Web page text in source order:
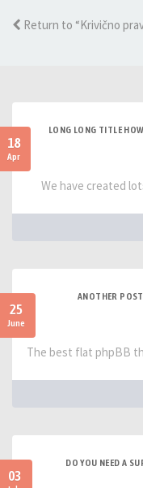
Return to “Krivično
18
Apr
LONG LONG TITLE
We have created
25
June
ANOTHER
The best flat phpBB
03
DO YOU NEED A